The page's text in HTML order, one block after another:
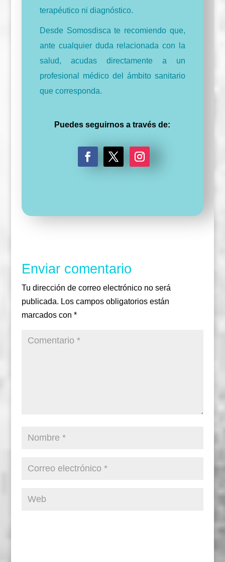
terapéutico ni diagnóstico.
Desde Somosdisca te recomiendo que,
ante cualquier duda relacionada con la
salud, acudas directamente a un
profesional médico del ámbito sanitario
que corresponda.
Puedes seguirnos a través de:
Enviar comentario
Tu dirección de correo electrónico no será
publicada. Los campos obligatorios están
marcados con *